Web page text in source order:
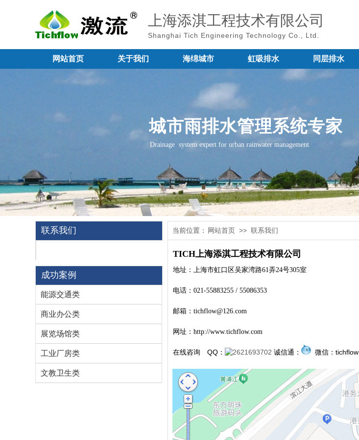
上海添淇工程技术有限公司
Shanghai Tich Engineering Technology Co., Ltd.
网站首页 关于我们 海绵城市 虹吸排水 同层排水
Drainage system expert for urban rainwater management
城市雨排水管理系统专家
当前位置：
联系我们 网站首页 >> 联系我们
TICH上海添淇工程技术有限公司
地址：上海市虹口区吴家湾路61弄24号305室
电话：021-55883255 / 55086353
邮箱：tichflow@126.com
网址：http://www.tichflow.com
在线咨询：QQ：2621693702 微信：tichflow 诚信通：shpsjd
成功案例
能源交通类
商业办公类
展览场馆类
工业厂房类
文教卫生类
QQ： 诚信通： 微信：tichflow